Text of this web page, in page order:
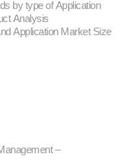
by type of Application
Analysis
Application Market Size
–